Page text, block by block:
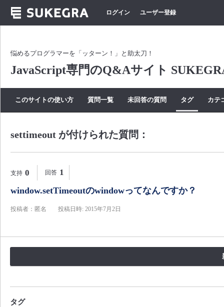
ログイン ユーザー登録
悩めるプログラマーを「ッターン！」と助太刀！
JavaScript専門のQ&Aサイト
このサイトの使い方 質問一覧 未回答の質問 タグ カテ
settimeout が付けられた質問：
0
支持 1
回答
window.setTimeoutのwindowってなんですか？
投稿者：匿名 投稿日時: 2015年7月2日
タグ